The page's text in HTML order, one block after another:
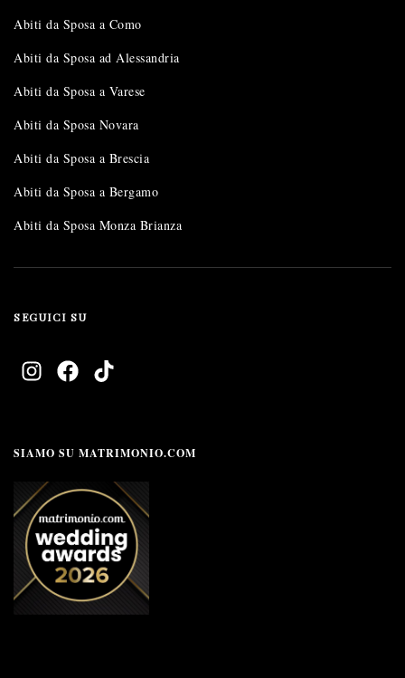
Abiti da Sposa a Como
Abiti da Sposa ad Alessandria
Abiti da Sposa a Varese
Abiti da Sposa Novara
Abiti da Sposa a Brescia
Abiti da Sposa a Bergamo
Abiti da Sposa Monza Brianza
SEGUICI SU
SIAMO SU MATRIMONIO.COM